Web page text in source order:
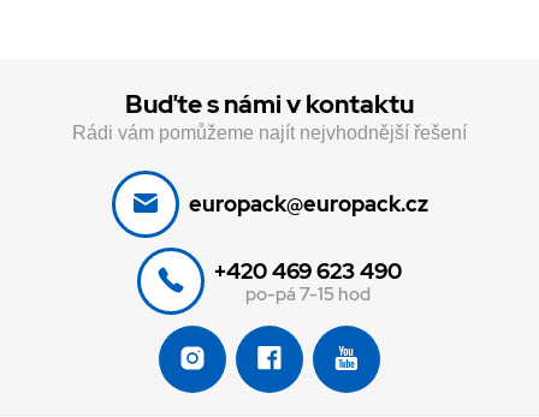
Buďte s námi v kontaktu
Rádi vám pomůžeme najít nejvhodnější řešení
europack@europack.cz
+420 469 623 490
po-pá 7-15 hod